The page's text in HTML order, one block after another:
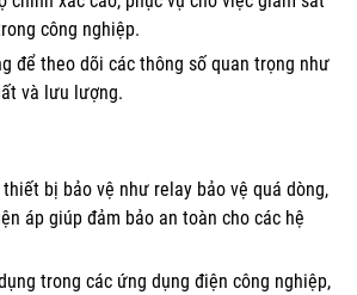
công nghiệp.
để theo dõi các thông số quan trọng như
và lưu lượng.
thiết bị bảo vệ như relay bảo vệ quá dòng,
áp giúp đảm bảo an toàn cho các hệ
trong các ứng dụng điện công nghiệp,